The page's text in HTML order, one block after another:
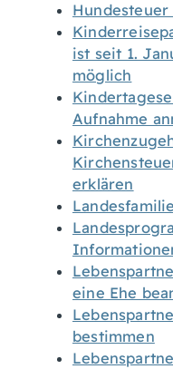
Hundesteuer
ist seit 1.
möglich
Aufnahme
erklären
eine Ehe
bestimmen